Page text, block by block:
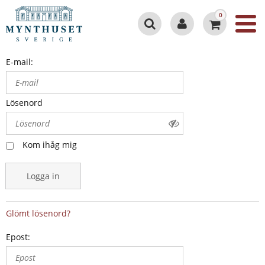
0
E-mail:
Lösenord
Kom ihåg mig
Logga in
Glömt lösenord?
Epost: